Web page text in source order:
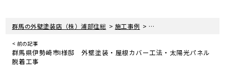
群馬の外壁塗装店（株）浦部住総 > 施工事例 > 群馬県渋川市M様邸 倉庫
< 前の記事
群馬県伊勢崎市I様邸 外壁塗装・屋根カバー工法・太陽光パネル
脱着工事